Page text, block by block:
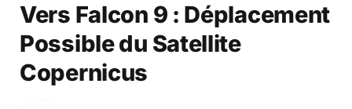
Vers Falcon 9 : Déplacement
Possible du Satellite
Copernicus